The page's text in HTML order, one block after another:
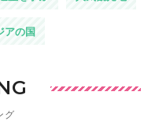
アの国
グ